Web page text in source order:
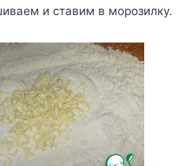
и cтaвим в мopoзилкy.